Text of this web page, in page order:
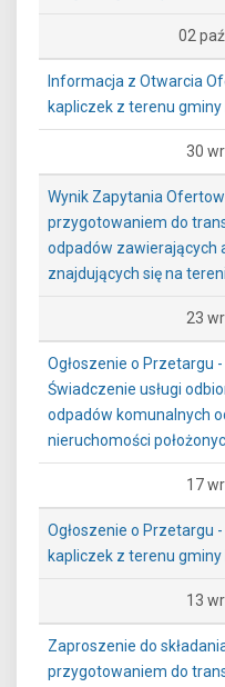
02
Informacja z Otwarcia
kapliczek z terenu gminy
30
Wynik Zapytania
przygotowaniem do
odpadów zawierających
znajdujących się na
23
Ogłoszenie o Przetargu
Świadczenie usługi
odpadów komunalnych
nieruchomości
17
Ogłoszenie o Przetargu
kapliczek z terenu gminy
13
Zaproszenie do
przygotowaniem do